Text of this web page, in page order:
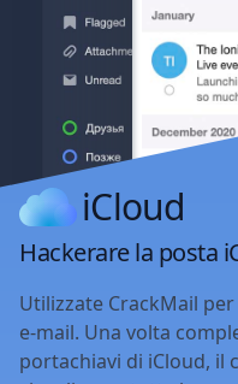
iCloud
Hackerare la posta
Utilizzate CrackMail
e-mail. Una volta
portachiavi di iCloud, il